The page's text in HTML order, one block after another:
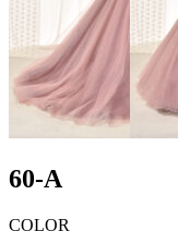
60-A
COLOR